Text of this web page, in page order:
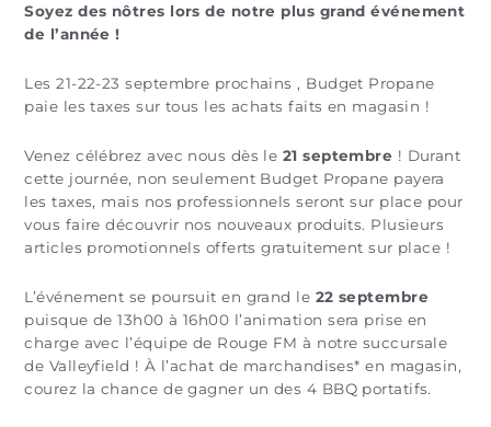
Soyez des nôtres lors de notre plus grand événement
de l’année !
Les 21-22-23 septembre prochains , Budget Propane
paie les taxes sur tous les achats faits en magasin !
Venez célébrez avec nous dès le 21 septembre ! Durant
cette journée, non seulement Budget Propane payera
les taxes, mais nos professionnels seront sur place pour
vous faire découvrir nos nouveaux produits. Plusieurs
articles promotionnels offerts gratuitement sur place !
L’événement se poursuit en grand le 22 septembre
puisque de 13h00 à 16h00 l’animation sera prise en
charge avec l’équipe de Rouge FM à notre succursale
de Valleyfield ! À l’achat de marchandises* en magasin,
courez la chance de gagner un des 4 BBQ portatifs.